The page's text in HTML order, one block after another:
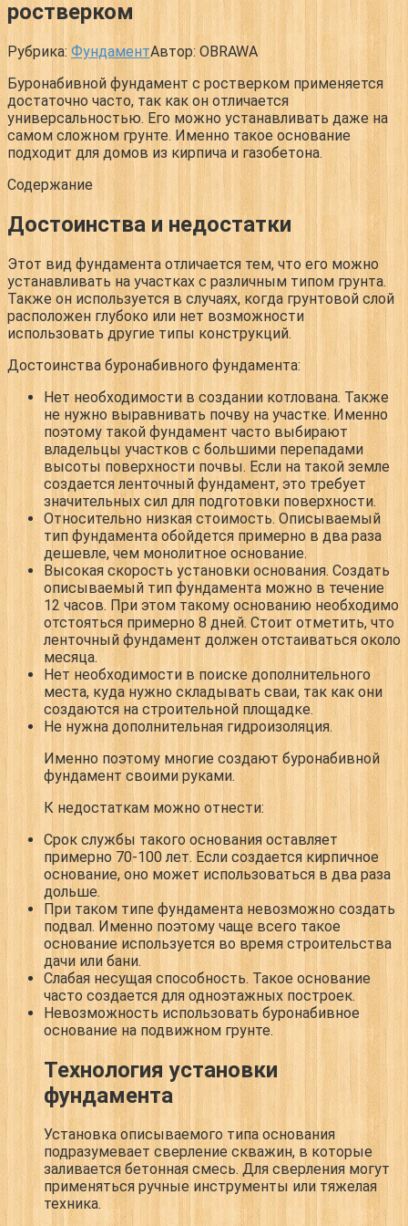
ростверком
Рубрика: ФундаментАвтор: OBRAWA
Буронабивной фундамент с ростверком применяется
достаточно часто, так как он отличается
универсальностью. Его можно устанавливать даже на
самом сложном грунте. Именно такое основание
подходит для домов из кирпича и газобетона.
Содержание
Достоинства и недостатки
Этот вид фундамента отличается тем, что его можно
устанавливать на участках с различным типом грунта.
Также он используется в случаях, когда грунтовой слой
расположен глубоко или нет возможности
использовать другие типы конструкций.
Достоинства буронабивного фундамента:
Нет необходимости в создании котлована. Также
не нужно выравнивать почву на участке. Именно
поэтому такой фундамент часто выбирают
владельцы участков с большими перепадами
высоты поверхности почвы. Если на такой земле
создается ленточный фундамент, это требует
значительных сил для подготовки поверхности.
Относительно низкая стоимость. Описываемый
тип фундамента обойдется примерно в два раза
дешевле, чем монолитное основание.
Высокая скорость установки основания. Создать
описываемый тип фундамента можно в течение
12 часов. При этом такому основанию необходимо
отстояться примерно 8 дней. Стоит отметить, что
ленточный фундамент должен отстаиваться около
месяца.
Нет необходимости в поиске дополнительного
места, куда нужно складывать сваи, так как они
создаются на строительной площадке.
Не нужна дополнительная гидроизоляция.
Именно поэтому многие создают буронабивной
фундамент своими руками.
К недостаткам можно отнести:
Срок службы такого основания оставляет
примерно 70-100 лет. Если создается кирпичное
основание, оно может использоваться в два раза
дольше.
При таком типе фундамента невозможно создать
подвал. Именно поэтому чаще всего такое
основание используется во время строительства
дачи или бани.
Слабая несущая способность. Такое основание
часто создается для одноэтажных построек.
Невозможность использовать буронабивное
основание на подвижном грунте.
Технология установки
фундамента
Установка описываемого типа основания
подразумевает сверление скважин, в которые
заливается бетонная смесь. Для сверления могут
применяться ручные инструменты или тяжелая
техника.